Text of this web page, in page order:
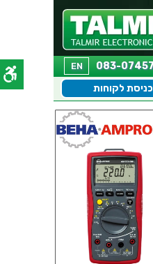
EN
כניסת לקוחות